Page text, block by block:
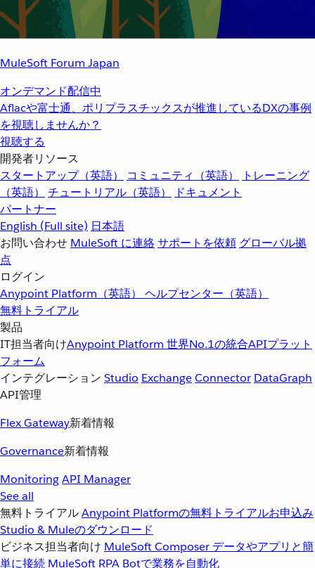
MuleSoft Forum Japan
オンデマンド配信中
Aflacや富士通、ポリプラスチックスが推進しているDXの事例
を視聴しませんか？
視聴する
開発者リソース
スタートアップ（英語）
コミュニティ（英語）
トレーニング
（英語）
チュートリアル（英語）
ドキュメント
パートナー
English (Full site) 日本語
お問い合わせ MuleSoft に連絡サポートを依頼 グローバル拠
点
ログイン
Anypoint Platform（英語） ヘルプセンター（英語）
無料トライアル
製品
IT担当者向けAnypoint Platform 世界No.1の統合APIプラット
フォーム
インテグレーション Studio ExchangeConnector DataGraph
API管理
Flex Gateway新着情報
Governance新着情報
MonitoringAPI Manager
See all
無料トライアルAnypoint Platformの無料トライアルお申込み
Studio & Muleのダウンロード
ビジネス担当者向け MuleSoft Composer データやアプリと簡
単に接続 MuleSoft RPA Botで業務を自動化